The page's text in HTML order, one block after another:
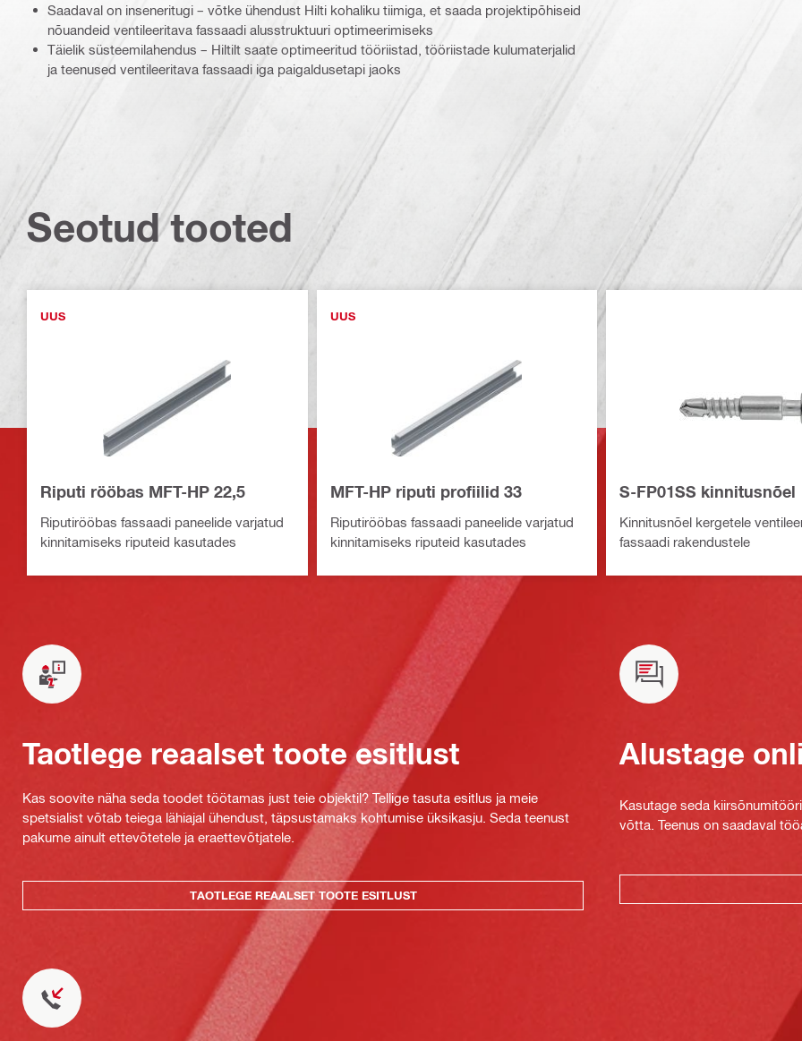
Saadaval on inseneritugi – võtke ühendust Hilti kohaliku tiimiga, et saada projektipõhiseid
nõuandeid ventileeritava fassaadi alusstruktuuri optimeerimiseks
Täielik süsteemilahendus – Hiltilt saate optimeeritud tööriistad, tööriistade kulumaterjalid
ja teenused ventileeritava fassaadi iga paigaldusetapi jaoks
Seotud tooted
UUS
Riputi rööbas MFT-HP 22,5
Riputirööbas fassaadi paneelide varjatud
kinnitamiseks riputeid kasutades
UUS
MFT-HP riputi profiilid 33
Riputirööbas fassaadi paneelide varjatud
kinnitamiseks riputeid kasutades
S-FP01SS kinnitusnõel
Kinnitusnõel kergetele
fassaadi rakendustele
Taotlege reaalset toote esitlust
Kas soovite näha seda toodet töötamas just teie objektil? Tellige tasuta esitlus ja meie
spetsialist võtab teiega lähiajal ühendust, täpsustamaks kohtumise üksikasju. Seda teenust
pakume ainult ettevõtetele ja eraettevõtjatele.
TAOTLEGE REAALSET TOOTE ESITLUST
Alustage
Kasutage seda
võtta. Teenus on saadaval